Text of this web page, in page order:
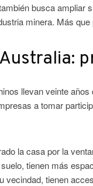
busca ampliar
minera. Más
llevan veinte
a tomar
la casa por la
tienen más
vecindad, tienen